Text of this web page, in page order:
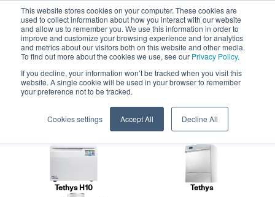
This website stores cookies on your computer. These cookies are
used to collect information about how you interact with our website
and allow us to remember you. We use this information in order to
improve and customize your browsing experience and for analytics
and metrics about our visitors both on this website and other media.
To find out more about the cookies we use, see our Privacy Policy.
If you decline, your information won’t be tracked when you visit this
website. A single cookie will be used in your browser to remember
your preference not to be tracked.
Cookies settings Accept All Decline All
Termodesinfectadoras
Anthos ofrece dos soluciones de termodesinfección
pensadas para acelerar y mejorar la eficacia de una
fase fundamental del reacondicionamiento de los
Tethys H10 Tethys